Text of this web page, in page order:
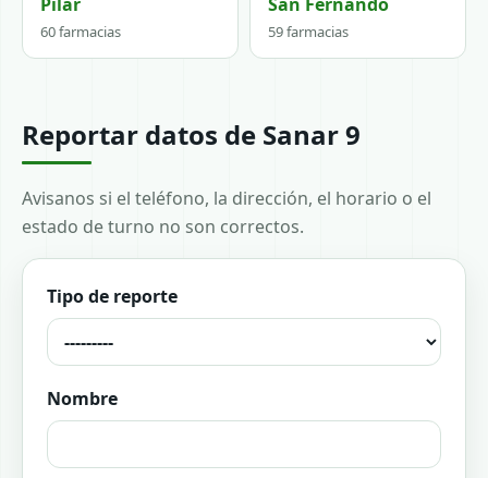
60 farmacias 59 farmacias
Reportar datos de Sanar 9
Avisanos si el teléfono, la dirección, el horario o el
estado de turno no son correctos.
Tipo de reporte
Nombre